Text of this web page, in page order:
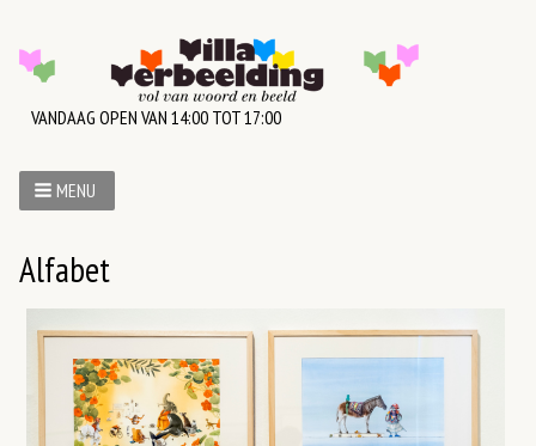
VANDAAG OPEN VAN 14:00 TOT 17:00
MENU
Alfabet